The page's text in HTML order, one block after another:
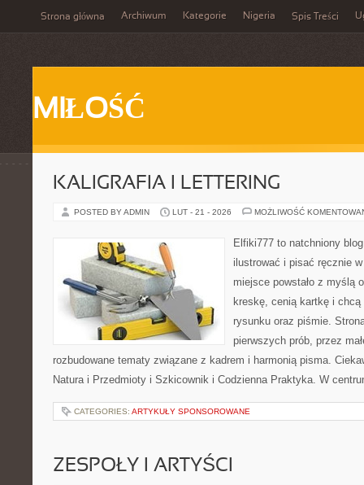
Strona główna Archiwum Kategorie Nigeria Spis Treści
MIŁOŚĆ
KALIGRAFIA I LETTERING
POSTED BY ADMIN LUT - 21 - 2026 MOŻLIWOŚĆ
Elfiki777 to natchniony
ilustrować i pisać ręcznie
miejsce powstało z myślą
kreskę, cenią kartkę i chcą
rysunku oraz piśmie.
pierwszych prób, przez
rozbudowane tematy związane z kadrem i harmonią pisma.
Natura i Przedmioty i Szkicownik i Codzienna Praktyka. W
CATEGORIES: ARTYKUŁY SPONSOROWANE
ZESPOŁY I ARTYŚCI